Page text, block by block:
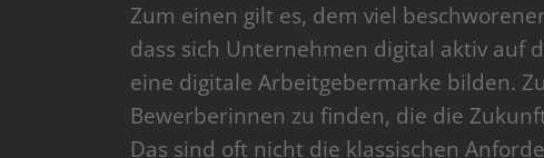
Zum einen gilt es, dem viel
dass sich Unternehmen digital aktiv auf
eine digitale Arbeitgebermarke bilden.
Bewerberinnen zu finden, die die
Das sind oft nicht die klassischen